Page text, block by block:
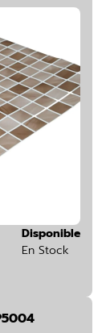
Disponible
En Stock